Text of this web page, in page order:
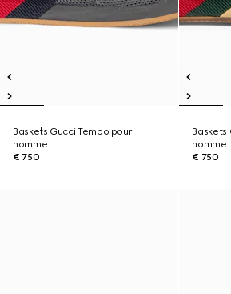
Baskets Gucci Tempo pour
homme
€ 750
Baskets
homme
€ 750